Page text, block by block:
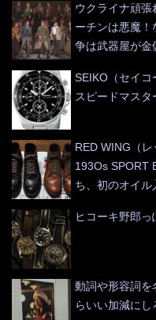
ウクライナ頑
ーチンは悪魔
争は武器屋が金
SEIKO（セイ
スピードマス
RED WING（
193Os SPORT
ち、初のオイル
ヒコーキ野郎
動詞や形容詞
らいい加減にし